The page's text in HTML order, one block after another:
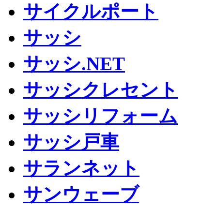
サイクルポート
サッシ
サッシ.NET
サッシクレセント
サッシリフォーム
サッシ戸車
サランネット
サンウェーブ